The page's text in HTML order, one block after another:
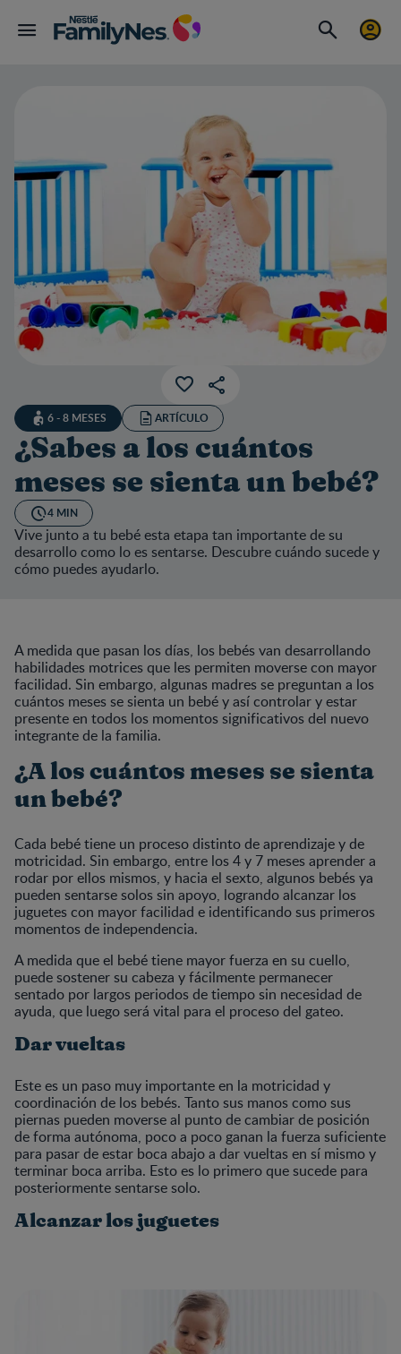
6 - 8 MESES ARTÍCULO
¿Sabes a los cuántos
meses se sienta un bebé?
4 MIN
Vive junto a tu bebé esta etapa tan importante de su
desarrollo como lo es sentarse. Descubre cuándo sucede y
cómo puedes ayudarlo.
A medida que pasan los días, los bebés van desarrollando
habilidades motrices que les permiten moverse con mayor
facilidad. Sin embargo, algunas madres se preguntan a los
cuántos meses se sienta un bebé y así controlar y estar
presente en todos los momentos significativos del nuevo
integrante de la familia.
¿A los cuántos meses se sienta
un bebé?
Cada bebé tiene un proceso distinto de aprendizaje y de
motricidad. Sin embargo, entre los 4 y 7 meses aprender a
rodar por ellos mismos, y hacia el sexto, algunos bebés ya
pueden sentarse solos sin apoyo, logrando alcanzar los
juguetes con mayor facilidad e identificando sus primeros
momentos de independencia.
A medida que el bebé tiene mayor fuerza en su cuello,
puede sostener su cabeza y fácilmente permanecer
sentado por largos periodos de tiempo sin necesidad de
ayuda, que luego será vital para el proceso del gateo.
Dar vueltas
Este es un paso muy importante en la motricidad y
coordinación de los bebés. Tanto sus manos como sus
piernas pueden moverse al punto de cambiar de posición
de forma autónoma, poco a poco ganan la fuerza suficiente
para pasar de estar boca abajo a dar vueltas en sí mismo y
terminar boca arriba. Esto es lo primero que sucede para
posteriormente sentarse solo.
Alcanzar los juguetes